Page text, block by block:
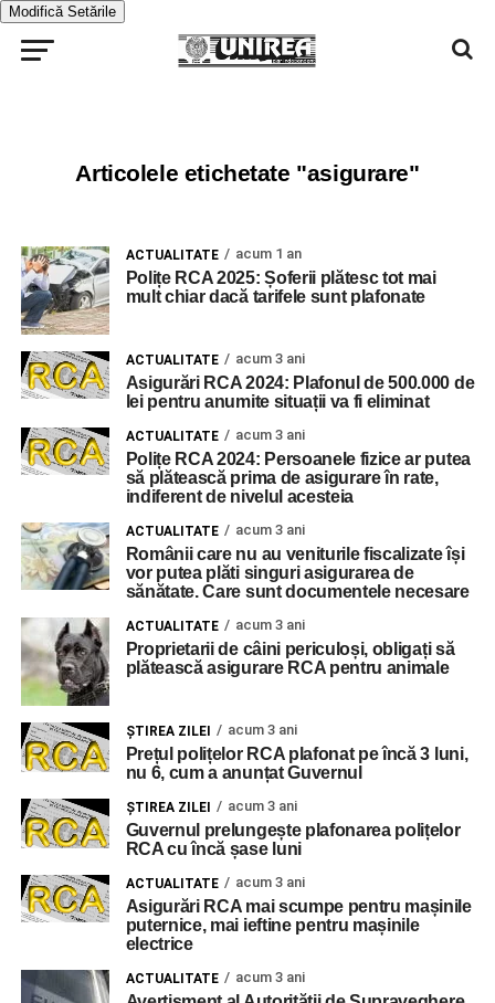
Modifică Setările
Articolele etichetate "asigurare"
ACTUALITATE acum 1 an
Polițe RCA 2025: Șoferii plătesc tot mai
mult chiar dacă tarifele sunt plafonate
ACTUALITATE acum 3 ani
Asigurări RCA 2024: Plafonul de 500.000 de
lei pentru anumite situații va fi eliminat
ACTUALITATE acum 3 ani
Polițe RCA 2024: Persoanele fizice ar putea
să plătească prima de asigurare în rate,
indiferent de nivelul acesteia
ACTUALITATE acum 3 ani
Românii care nu au veniturile fiscalizate își
vor putea plăti singuri asigurarea de
sănătate. Care sunt documentele necesare
ACTUALITATE acum 3 ani
Proprietarii de câini periculoși, obligați să
plătească asigurare RCA pentru animale
ŞTIREA ZILEI acum 3 ani
Prețul polițelor RCA plafonat pe încă 3 luni,
nu 6, cum a anunțat Guvernul
ŞTIREA ZILEI acum 3 ani
Guvernul prelungește plafonarea polițelor
RCA cu încă șase luni
ACTUALITATE acum 3 ani
Asigurări RCA mai scumpe pentru mașinile
puternice, mai ieftine pentru mașinile
electrice
ACTUALITATE acum 3 ani